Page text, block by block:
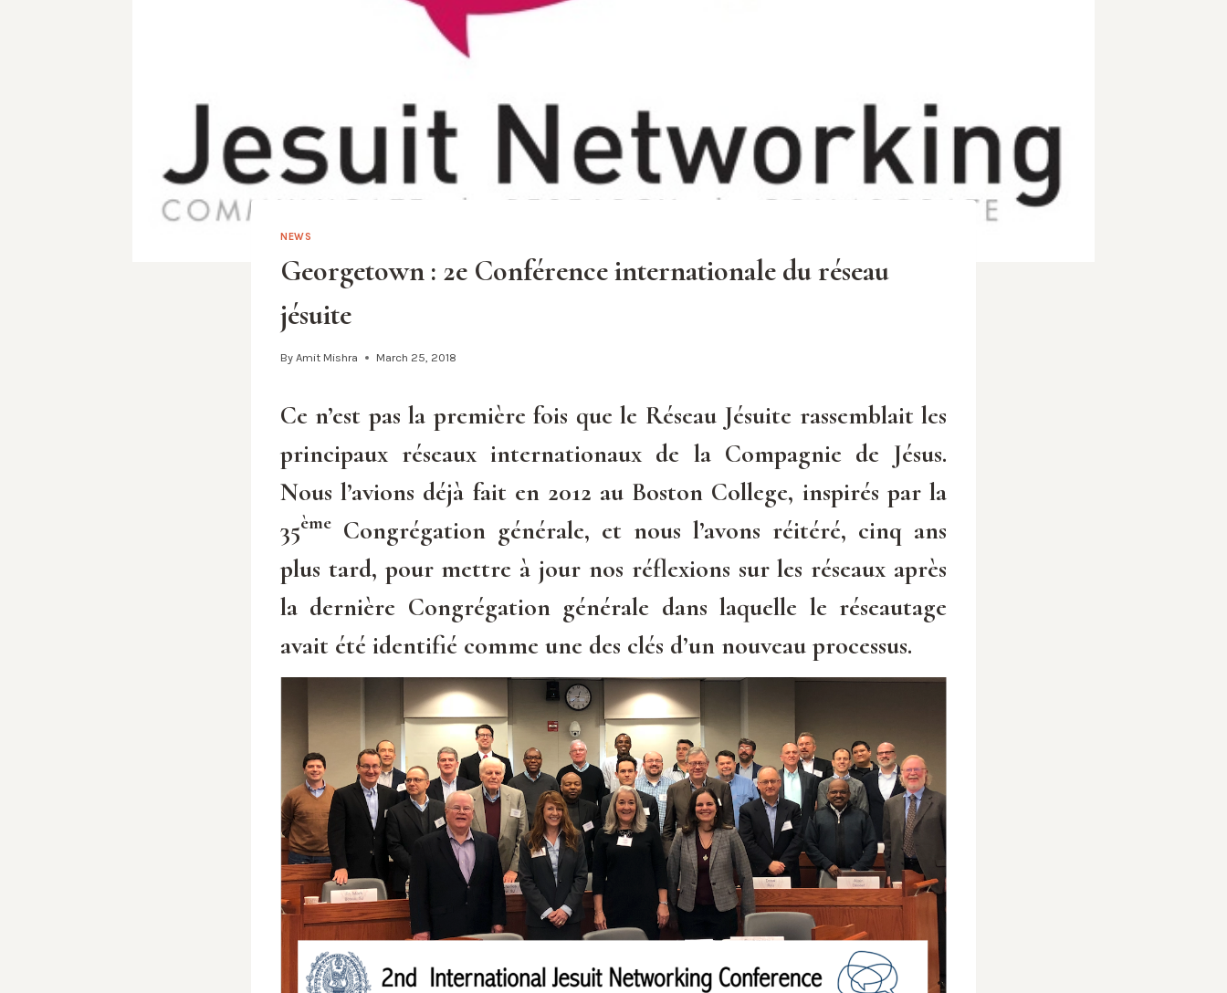
NEWS
Georgetown : 2e Conférence internationale du réseau
jésuite
By Amit Mishra March 25, 2018
Ce n’est pas la première fois que le Réseau Jésuite rassemblait les
principaux réseaux internationaux de la Compagnie de Jésus.
Nous l’avions déjà fait en 2012 au Boston College, inspirés par la
35ème Congrégation générale, et nous l’avons réitéré, cinq ans
plus tard, pour mettre à jour nos réflexions sur les réseaux après
la dernière Congrégation générale dans laquelle le réseautage
avait été identifié comme une des clés d’un nouveau processus.